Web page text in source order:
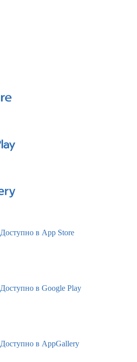
Доступно в App Store
Доступно в Google Play
Доступно в AppGallery